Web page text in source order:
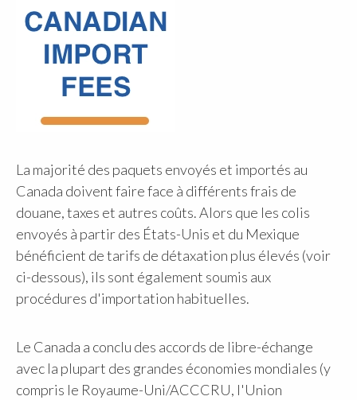
La majorité des paquets envoyés et importés au
Canada doivent faire face à différents frais de
douane, taxes et autres coûts. Alors que les colis
envoyés à partir des États-Unis et du Mexique
bénéficient de tarifs de détaxation plus élevés (voir
ci-dessous), ils sont également soumis aux
procédures d'importation habituelles.
Le Canada a conclu des accords de libre-échange
avec la plupart des grandes économies mondiales (y
compris le Royaume-Uni/ACCCRU, l'Union